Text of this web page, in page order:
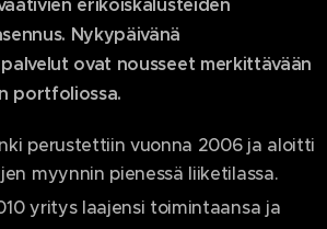
erikoiskalusteiden
Nykypäivänä
ovat nousseet merkittävään
portfoliossa.
perustettiin vuonna 2006 ja aloitti
myynnin pienessä liiketilassa.
yritys laajensi toimintaansa ja